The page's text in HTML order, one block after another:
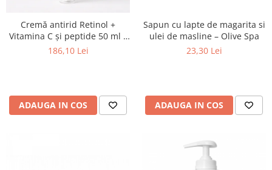
Cremă antirid Retinol +
Vitamina C și peptide 50 ml –
Farma Dorsch
186,10 Lei
ADAUGA IN COS
Sapun cu lapte de magarita si
ulei de masline – Olive Spa
23,30 Lei
ADAUGA IN COS